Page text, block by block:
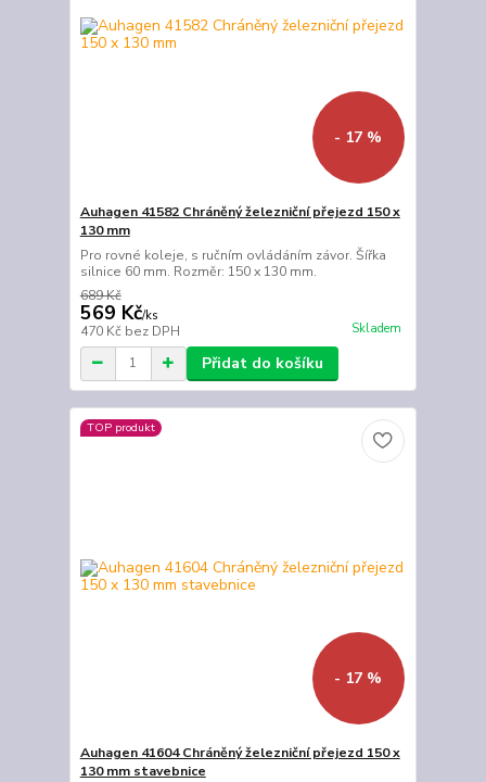
- 17 %
Auhagen 41582 Chráněný železniční přejezd 150 x
130 mm
Pro rovné koleje, s ručním ovládáním závor. Šířka
silnice 60 mm. Rozměr: 150 x 130 mm.
689 Kč
569 Kč/ks
470 Kč bez DPH Skladem
Přidat do košíku
TOP produkt
- 17 %
Auhagen 41604 Chráněný železniční přejezd 150 x
130 mm stavebnice